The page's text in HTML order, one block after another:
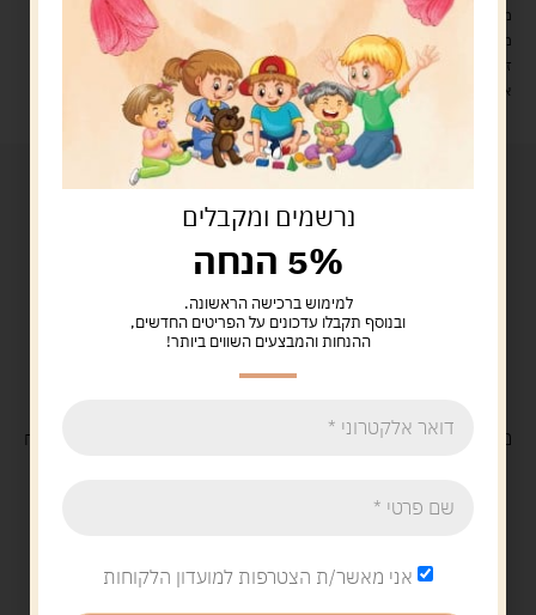
מעל 329 ש"ח, משלוח עם שליח עד הבית חינם! – 0 ₪
משלוח עם שליח עד הבית: 29 ש"ח
זמן אספקה: עד 4 ימי עסקים.
איסוף עצמי: מ"ביתר טויס" רחוב בניין דוד 18, ביתר עילית.
משלוח חינםבקנייה מעל 329 ש"ח
נרשמים ומקבלים
5% הנחה
למימוש ברכישה הראשונה.
ובנוסף תקבלו עדכונים על הפריטים החדשים,
ההנחות והמבצעים השווים ביותר!
אני מאשר/ת הצטרפות למועדון הלקוחות